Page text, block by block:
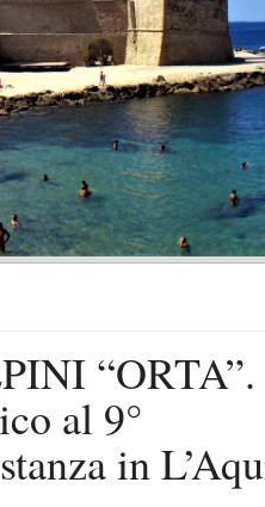
“ORTA”.
al 9°
in